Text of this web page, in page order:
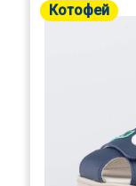
Котофей